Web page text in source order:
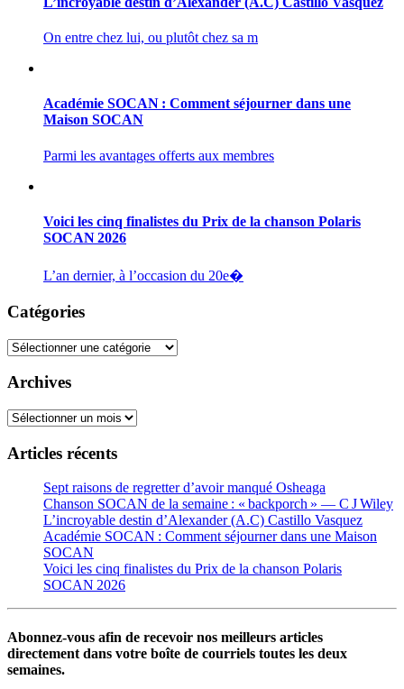
On entre chez lui, ou plutôt chez sa m
Académie SOCAN : Comment séjourner dans une
Maison SOCAN
Parmi les avantages offerts aux membres
Voici les cinq finalistes du Prix de la chanson Polaris
SOCAN 2026
L’an dernier, à l’occasion du 20e�
Catégories
Catégories
Archives
Archives
Articles récents
Sept raisons de regretter d’avoir manqué Osheaga
Chanson SOCAN de la semaine : « backporch » — C J Wiley
L’incroyable destin d’Alexander (A.C) Castillo Vasquez
Académie SOCAN : Comment séjourner dans une Maison
SOCAN
Voici les cinq finalistes du Prix de la chanson Polaris
SOCAN 2026
Abonnez-vous afin de recevoir nos meilleurs articles
directement dans votre boîte de courriels toutes les deux
semaines.